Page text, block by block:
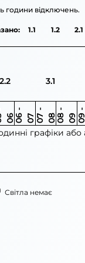
години відключень.
1.1 1.2 2.1
2.2 3.1
5
6 0 6
-
0 7 0 7
-
0 8 0 8
-
0 9 0
9
-
1
графіки
Світла немає